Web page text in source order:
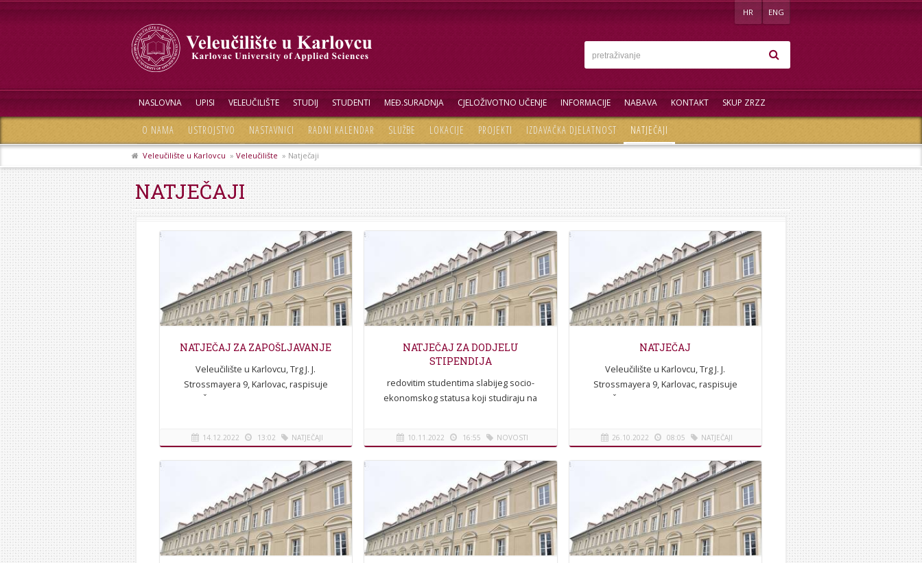
HR ENG
NASLOVNA UPISI VELEUČILIŠTE STUDIJ STUDENTI MEĐ.SURADNJA CJELOŽIVOTNO UČENJE INFORMACIJE NABAVA KONTAKT SKUP ZRZZ
O NAMA USTROJSTVO NASTAVNICI RADNI KALENDAR SLUŽBE LOKACIJE PROJEKTI IZDAVAČKA DJELATNOST NATJEČAJI
Veleučilište u Karlovcu » Veleučilište » Natječaji
NATJEČAJI
NATJEČAJ ZA ZAPOŠLJAVANJE
Veleučilište u Karlovcu, Trg J. J.
Strossmayera 9, Karlovac, raspisuje
NATJEČAJ za zapošljavanje I. Raspisuje
14.12.2022 13:02 NATJEČAJI
NATJEČAJ ZA DODJELU
STIPENDIJA
redovitim studentima slabijeg socio-
ekonomskog statusa koji studiraju na
10.11.2022 16:55 NOVOSTI
NATJEČAJ
Veleučilište u Karlovcu, Trg J. J.
Strossmayera 9, Karlovac, raspisuje
NATJEČAJza zapošljavanje 1. Raspisuje
26.10.2022 08:05 NATJEČAJI